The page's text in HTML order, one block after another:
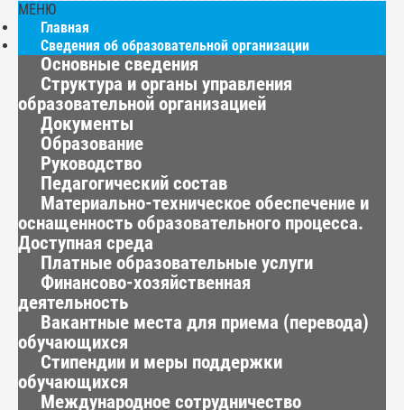
МЕНЮ
Главная
Сведения об образовательной организации
Основные сведения
Структура и органы управления
образовательной организацией
Документы
Образование
Руководство
Педагогический состав
Материально-техническое обеспечение и
оснащенность образовательного процесса.
Доступная среда
Платные образовательные услуги
Финансово-хозяйственная
деятельность
Вакантные места для приема (перевода)
обучающихся
Стипендии и меры поддержки
обучающихся
Международное сотрудничество